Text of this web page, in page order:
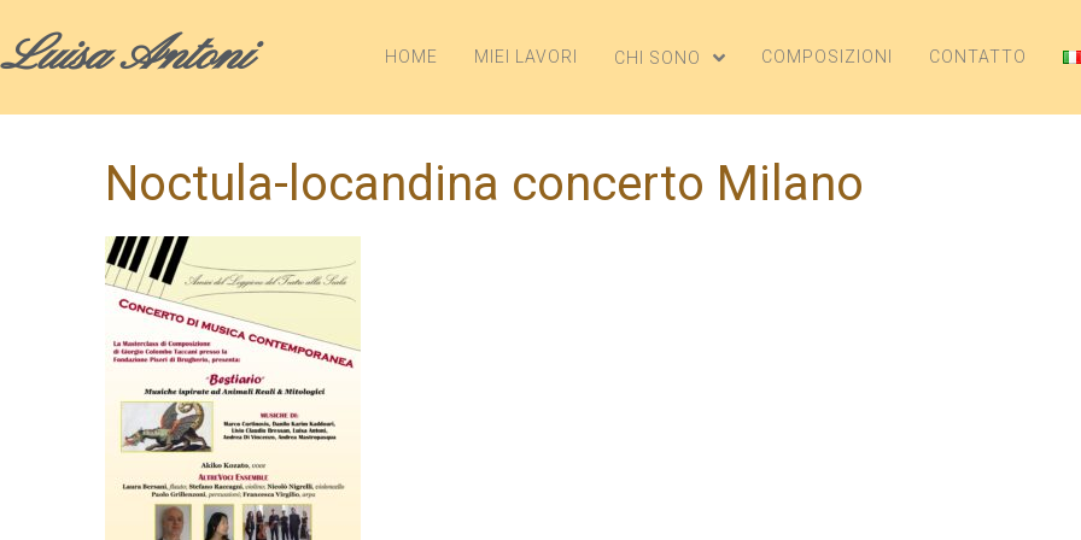
Luisa Antoni HOME MIEI LAVORI CHI SONO COMPOSIZIONI CONTATTO
Noctula-locandina concerto Milano